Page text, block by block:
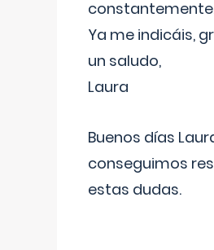
Ya me indicáis,
un saludo,
Laura
Buenos días
conseguimos
estas dudas.